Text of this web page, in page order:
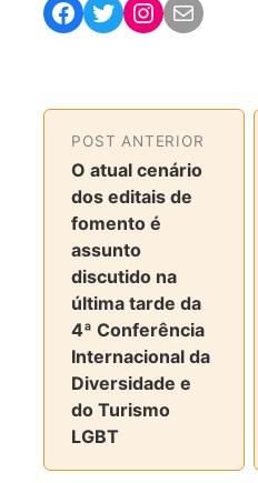
C
r
t
i
l
h
a
r
n
o
F
a
c
e
C
r
t
i
l
h
a
r
n
o
T
w
i
t
C
r
t
i
l
a
r
n
o
I
n
t
C
r
t
r
v
i
m
POST ANTERIOR
O atual cenário
dos editais de
fomento é
assunto
discutido na
última tarde da
4ª Conferência
Internacional da
Diversidade e
do Turismo
LGBT